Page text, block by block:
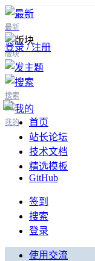
最新
版块
搜索
我的
登录 / 注册
首页
站长论坛
技术文档
精选模板
GitHub
签到
搜索
登录
使用交流